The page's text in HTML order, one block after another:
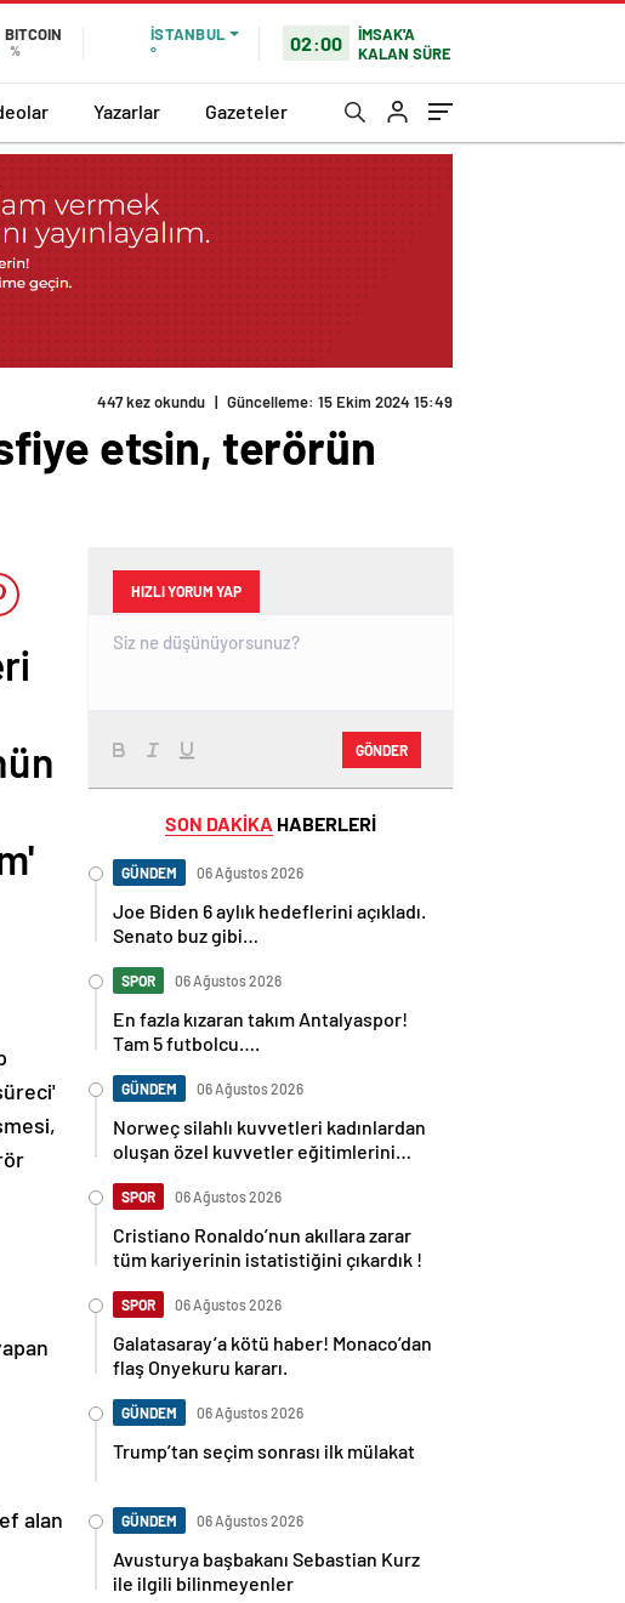
BITCOIN
%
İSTANBUL
°
02:00
İMSAK'A
KALAN SÜRE
Yazarlar Gazeteler
447 kez okundu | Güncelleme: 15 Ekim 2024 15:49
etsin, terörün
alan
HIZLI YORUM YAP
GÖNDER
SON DAKİKA HABERLERİ
GÜNDEM 06 Ağustos 2026
Joe Biden 6 aylık hedeflerini açıkladı.
Senato buz gibi…
SPOR 06 Ağustos 2026
En fazla kızaran takım Antalyaspor!
Tam 5 futbolcu….
GÜNDEM 06 Ağustos 2026
Norweç silahlı kuvvetleri kadınlardan
oluşan özel kuvvetler eğitimlerini
SPOR 06 Ağustos 2026
Cristiano Ronaldo’nun akıllara zarar
tüm kariyerinin istatistiğini çıkardık !
SPOR 06 Ağustos 2026
Galatasaray’a kötü haber! Monaco’dan
flaş Onyekuru kararı.
GÜNDEM 06 Ağustos 2026
Trump’tan seçim sonrası ilk mülakat
GÜNDEM 06 Ağustos 2026
Avusturya başbakanı Sebastian Kurz
ile ilgili bilinmeyenler